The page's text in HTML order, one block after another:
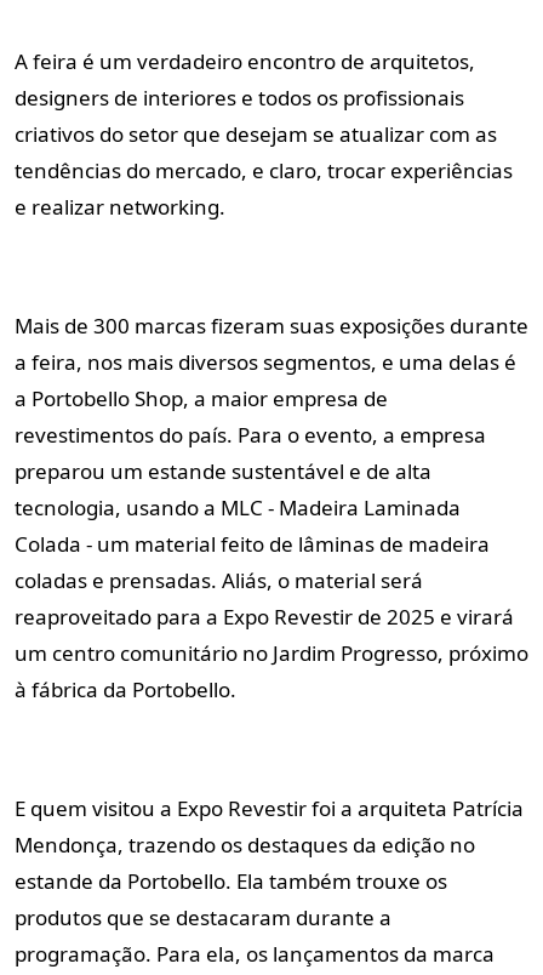
A feira é um verdadeiro encontro de arquitetos,
designers de interiores e todos os profissionais
criativos do setor que desejam se atualizar com as
tendências do mercado, e claro, trocar experiências
e realizar networking.
Mais de 300 marcas fizeram suas exposições durante
a feira, nos mais diversos segmentos, e uma delas é
a Portobello Shop, a maior empresa de
revestimentos do país. Para o evento, a empresa
preparou um estande sustentável e de alta
tecnologia, usando a MLC - Madeira Laminada
Colada - um material feito de lâminas de madeira
coladas e prensadas. Aliás, o material será
reaproveitado para a Expo Revestir de 2025 e virará
um centro comunitário no Jardim Progresso, próximo
à fábrica da Portobello.
E quem visitou a Expo Revestir foi a arquiteta Patrícia
Mendonça, trazendo os destaques da edição no
estande da Portobello. Ela também trouxe os
produtos que se destacaram durante a
programação. Para ela, os lançamentos da marca